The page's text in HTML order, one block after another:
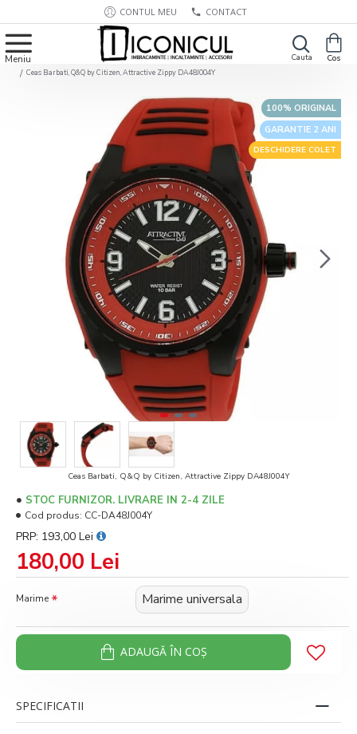
CONTUL MEU CONTACT
Ceas Barbati, Q&Q by Citizen, Attractive Zippy DA48J004Y
GARANTIE 2 ANI
100% ORIGINAL
DESCHIDERE COLET
Ceas Barbati, Q&Q by Citizen, Attractive Zippy DA48J004Y
180,00 Lei
PRP: 193,00 Lei
STOC FURNIZOR. LIVRARE IN 2-4 ZILE
Cod produs: CC-DA48J004Y
Marime Marime universala
ADAUGĂ ÎN COŞ
SPECIFICATII